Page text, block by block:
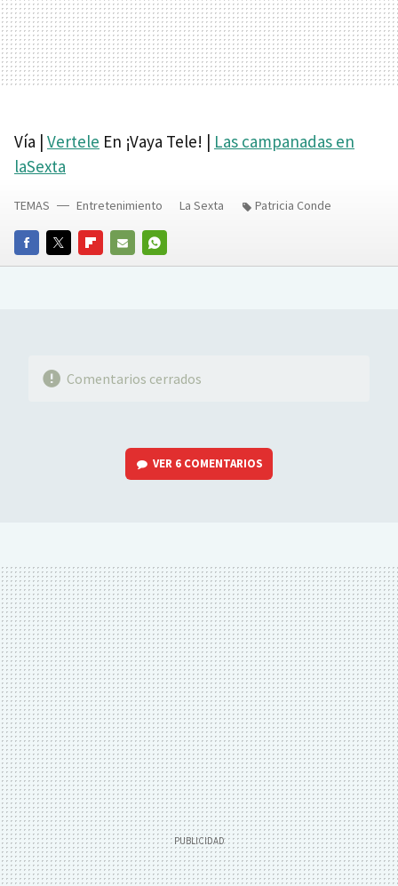
Vía | Vertele En ¡Vaya Tele! | Las campanadas en
laSexta
FACEBOOKTWITTERFLIPBOARD
E-
WHATSAPP
TEMAS Entretenimiento La Sexta Patricia Conde
Comentarios cerrados
VER 6 COMENTARIOS